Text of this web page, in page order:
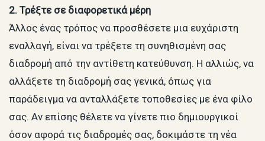
2. Τρέξτε σε διαφορετικά μέρη
Άλλος ένας τρόπος να προσθέσετε μια ευχάριστη
εναλλαγή, είναι να τρέξετε τη συνηθισμένη σας
διαδρομή από την αντίθετη κατεύθυνση. Η αλλιώς, να
αλλάξετε τη διαδρομή σας γενικά, όπως για
παράδειγμα να ανταλλάξετε τοποθεσίες με ένα φίλο
σας. Αν επίσης θέλετε να γίνετε πιο δημιουργικοί
όσον αφορά τις διαδρομές σας, δοκιμάστε τη νέα